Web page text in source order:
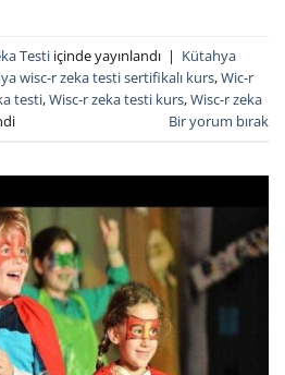
Testi içinde yayınlandı | Kütahya
wisc-r zeka testi sertifikalı kurs,Wic-r
testi,Wisc-r zeka testi kurs,Wisc-r zeka
Bir yorum bırak